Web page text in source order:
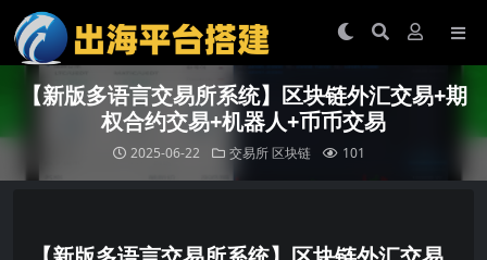
【新版多语言交易所系统】区块链外汇交易+期
权合约交易+机器人+币币交易
2025-06-22 交易所区块链 101